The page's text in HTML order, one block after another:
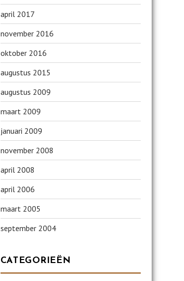
april 2017
november 2016
oktober 2016
augustus 2015
augustus 2009
maart 2009
januari 2009
november 2008
april 2008
april 2006
maart 2005
september 2004
CATEGORIEËN